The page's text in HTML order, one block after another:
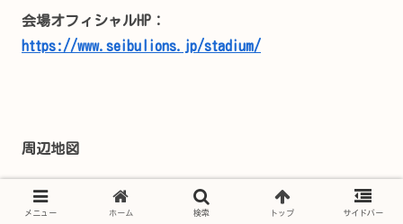
会場オフィシャルHP：
https://www.seibulions.jp/stadium/
周辺地図
メニュー ホーム 検索 トップ サイドバー